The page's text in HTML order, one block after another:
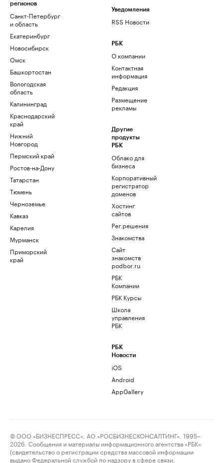
регионов
Санкт-Петербург
и область
Екатеринбург
Новосибирск
Омск
Башкортостан
Вологодская
область
Калининград
Краснодарский
край
Нижний
Новгород
Пермский край
Ростов-на-Дону
Татарстан
Тюмень
Черноземье
Кавказ
Карелия
Мурманск
Приморский
край
Уведомления
RSS Новости
РБК
О компании
Контактная
информация
Редакция
Размещение
рекламы
Другие
продукты
РБК
Облако для
бизнеса
Корпоративный
регистратор
доменов
Хостинг
сайтов
Рег.решения
Знакомства
Сайт
знакомств
podbor.ru
РБК
Компании
РБК Курсы
Школа
управления
РБК
РБК
Новости
iOS
Android
AppGallery
© ООО «БИЗНЕСПРЕСС», АО «РОСБИЗНЕСКОНСАЛТИНГ», 1995–
2026. Сообщения и материалы информационного агентства «РБК»
(свидетельство о регистрации средства массовой информации
выдано Федеральной службой по надзору в сфере связи,